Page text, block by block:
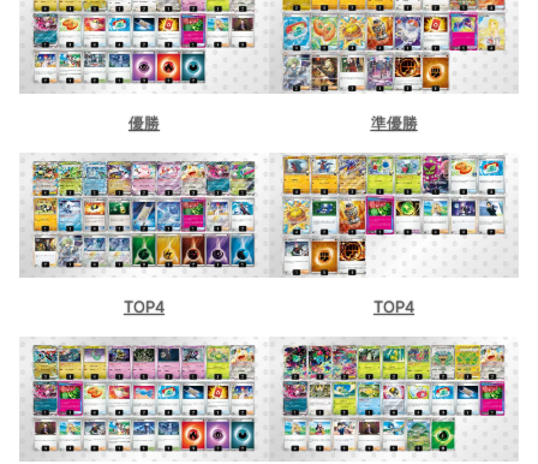
優勝 準優勝
TOP4 TOP4